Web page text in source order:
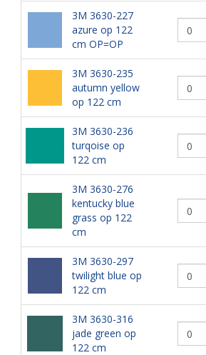
3M 3630-227
azure op 122
cm OP=OP
3M 3630-235
autumn yellow
op 122 cm
3M 3630-236
turqoise op
122 cm
3M 3630-276
kentucky blue
grass op 122
cm
3M 3630-297
twilight blue op
122 cm
3M 3630-316
jade green op
122 cm